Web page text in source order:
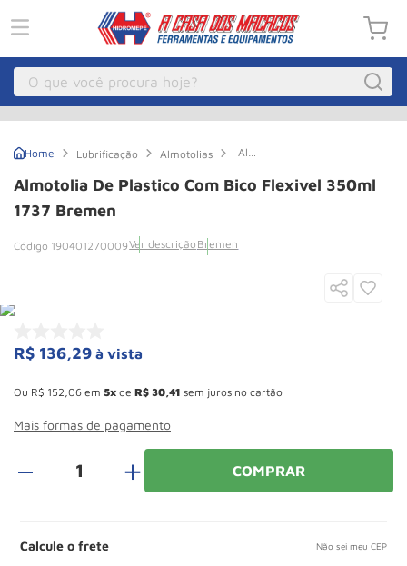
O que você procura hoje?
Lubrificação Almotolias
Almotolia
Plastico
Com
1737
Almotolia De Plastico Com Bico Flexivel 350ml
1737 Bremen
190401270009Ver descrição Bremen
R$ 136,29 à vista
Ou R$ 152 06 em 5 de R$ 30 41 sem juros no cartão
Mais formas de pagamento
＋ COMPRAR
Calcule o frete Não sei meu CEP
Guincho Eletrico
Macaco Hidraulico
8 Rodizio
9º Talha
10 º